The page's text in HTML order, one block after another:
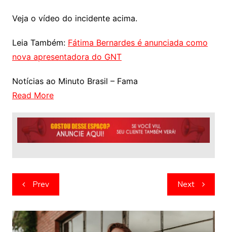
Veja o vídeo do incidente acima.
Leia Também: Fátima Bernardes é anunciada como
nova apresentadora do GNT
Notícias ao Minuto Brasil – Fama
Read More
Navegação
de
artigos
Prev Next